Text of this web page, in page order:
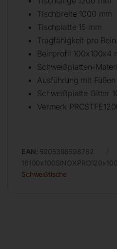
Tischbreite 1000 mm
Tischplatte 15 mm
Tragfähigkeit pro
Beinprofil 100x100x4
Schweißplatten-
Ausführung mit Füßen
Schweißplatte Gitter
Vermerk
EAN: 5905398598762
16100x100SINOXPRO120x100
Schweißtische